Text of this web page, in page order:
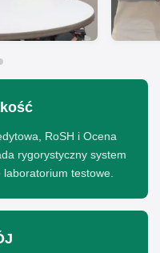
RoSH i Ocena
rygorystyczny system
testowe.